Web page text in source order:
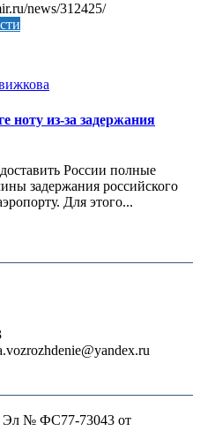
news/312425/
ноту из-за задержания
России полные
задержания российского
Для этого...
№ ФС77-73043 от